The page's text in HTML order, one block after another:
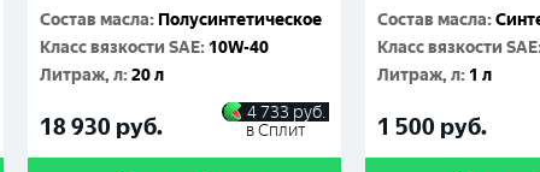
Состав масла: Полусинтетическое
Класс вязкости SAE: 10W-40
Литраж, л:20 л
18 930 руб.
4 733 руб.
в Сплит
Состав масла:
Класс вязкости SAE
Литраж, л: 1 л
1 500 руб.